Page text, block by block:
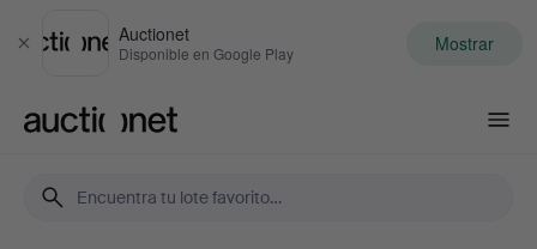
Cerrar
Auctionet
Disponible en Google Play Mostrar